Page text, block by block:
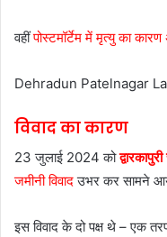
वहींपोस्टमॉर्टेम में मृत्यु का कारण
Dehradun Patelnagar
विवाद का कारण
23 जुलाई 2024 को
जमीनी विवादउभर कर सामने
इस विवाद के दो पक्ष थे – एक